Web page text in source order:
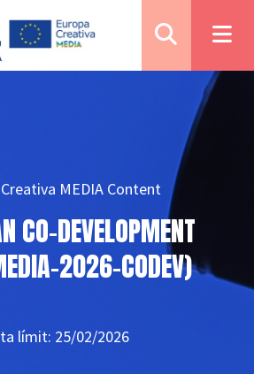
MEDIA Content
CO-DEVELOPMENT
2026-CODEV)
límit: 25/02/2026